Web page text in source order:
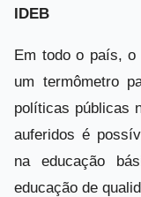
IDEB
Em todo o país, o
um termômetro
políticas públicas
auferidos é
na educação
educação de